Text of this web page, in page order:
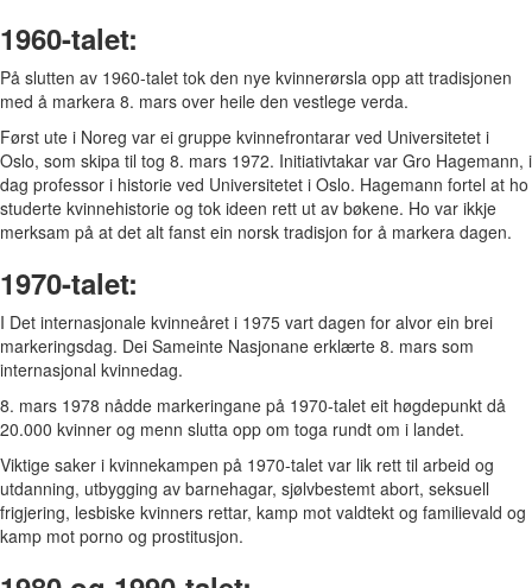
1960-talet:
På slutten av 1960-talet tok den nye kvinnerørsla opp att tradisjonen
med å markera 8. mars over heile den vestlege verda.
Først ute i Noreg var ei gruppe kvinnefrontarar ved Universitetet i
Oslo, som skipa til tog 8. mars 1972. Initiativtakar var Gro Hagemann, i
dag professor i historie ved Universitetet i Oslo. Hagemann fortel at ho
studerte kvinnehistorie og tok ideen rett ut av bøkene. Ho var ikkje
merksam på at det alt fanst ein norsk tradisjon for å markera dagen.
1970-talet:
I Det internasjonale kvinneåret i 1975 vart dagen for alvor ein brei
markeringsdag. Dei Sameinte Nasjonane erklærte 8. mars som
internasjonal kvinnedag.
8. mars 1978 nådde markeringane på 1970-talet eit høgdepunkt då
20.000 kvinner og menn slutta opp om toga rundt om i landet.
Viktige saker i kvinnekampen på 1970-talet var lik rett til arbeid og
utdanning, utbygging av barnehagar, sjølvbestemt abort, seksuell
frigjering, lesbiske kvinners rettar, kamp mot valdtekt og familievald og
kamp mot porno og prostitusjon.